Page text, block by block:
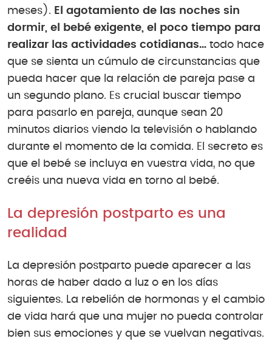
meses). El agotamiento de las noches sin
dormir, el bebé exigente, el poco tiempo para
realizar las actividades cotidianas… todo hace
que se sienta un cúmulo de circunstancias que
pueda hacer que la relación de pareja pase a
un segundo plano. Es crucial buscar tiempo
para pasarlo en pareja, aunque sean 20
minutos diarios viendo la televisión o hablando
durante el momento de la comida. El secreto es
que el bebé se incluya en vuestra vida, no que
creéis una nueva vida en torno al bebé.
La depresión postparto es una
realidad
La depresión postparto puede aparecer a las
horas de haber dado a luz o en los días
siguientes. La rebelión de hormonas y el cambio
de vida hará que una mujer no pueda controlar
bien sus emociones y que se vuelvan negativas.